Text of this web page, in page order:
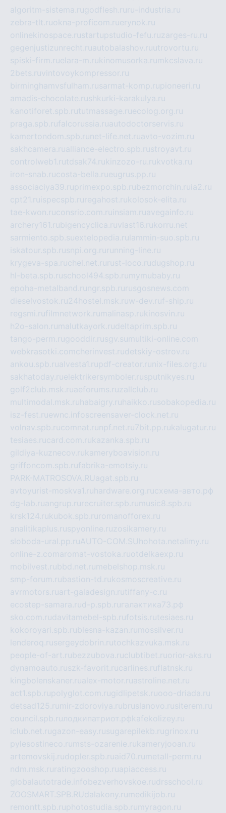
algoritm-sistema.rugodflesh.ru ru-industria.ru
zebra-tlt.ruokna-proficom.ruerynok.ru
onlinekinospace.rustartupstudio-fefu.ruzarges-ru.ru
gegenjustizunrecht.ruautobalashov.ruutrovortu.ru
spiski-firm.ruelara-m.rukinomusorka.ru mkcslava.ru
2bets.ruvintovoykompressor.ru
birminghamvsfulham.rusarmat-komp.rupioneeri.ru
amadis-chocolate.rushkurki-karakulya.ru
kanotiforet.spb.rututmassage.ruecolog.org.ru
praga.spb.rufalcorussia.ruautodoctorservis.ru
kamertondom.spb.ru net-life.net.ruavto-vozim.ru
sakhcamera.rualliance-electro.spb.rustroyavt.ru
controlweb1.rutdsak74.rukinzozo-ru.rukvotka.ru
iron-snab.rucosta-bella.rueugrus.pp.ru
associaciya39.ruprimexpo.spb.rubezmorchin.ru ia2.ru
cpt21.ru ispecspb.ru regahost.rukolosok-elita.ru
tae-kwon.ruconsrio.com.ru insiam.ruavegainfo.ru
archery161.rubigencyclica.ruvlast16.rukorru.net
sarmiento.spb.suextelopedia.ru lammin-suo.spb.ru
iskatour.spb.rusnpi.org.ru running-line.ru
krygeva-spa.ruchel.net.ru rust-loco.rudugshop.ru
hl-beta.spb.ruschool494.spb.ru mymubaby.ru
epoha-metalband.ru ngr.spb.ru rusgosnews.com
dieselvostok.ru24hostel.msk.ruw-dev.ruf-ship.ru
regsmi.rufilmnetwork.ru malinasp.rukinosvin.ru
h2o-salon.ru malutkayork.rudeltaprim.spb.ru
tango-perm.rugooddir.rusgv.su multiki-online.com
webkrasotki.comcherinvest.rudetskiy-ostrov.ru
ankou.spb.rualvesta1.rupdf-creator.ru nix-files.org.ru
sakhatoday.ruelektrikersymboler.rusputnikyes.ru
golf2club.msk.ruaeforums.ruzallclub.ru
multimodal.msk.ru habaigry.ru haikko.rusobakopedia.ru
isz-fest.ruewnc.infoscreensaver-clock.net.ru
volnav.spb.rucomnat.ru npf.net.ru7bit.pp.rukalugatur.ru
tesiaes.rucard.com.rukazanka.spb.ru
gildiya-kuznecov.rukameryboavision.ru
griffoncom.spb.rufabrika-emotsiy.ru
PARK-MATROSOVA.RUagat.spb.ru
avtoyurist-moskva1.ru hardware.org.ruсхема-авто.рф
dg-lab.ruangrup.ru recruiter.spb.ru music8.spb.ru
krsk124.rukubok.spb.ru romanofforex.ru
analitikaplus.ruspyonline.ruzosikamery.ru
sloboda-ural.pp.ruAUTO-COM.SU hohota.netalimy.ru
online-z.comaromat-vostoka.ruotdelkaexp.ru
mobilvest.rubbd.net.ru mebelshop.msk.ru
smp-forum.rubastion-td.rukosmoscreative.ru
avrmotors.ruart-galadesign.rutiffany-c.ru
ecostep-samara.rud-p.spb.ru галактика73.рф
sko.com.rudavitamebel-spb.rufotsis.rutesiaes.ru
kokoroyari.spb.rublesna-kazan.ru mossilver.ru
lenderoq.rusergeydobrin.rutochkazvuka.msk.ru
people-of-art.rubezzubova.ruclubtibet.ruorior-aks.ru
dynamoauto.ruszk-favorit.rucarlines.ruflatnsk.ru
kingbolenskaner.rualex-motor.ruastroline.net.ru
act1.spb.rupolyglot.com.rugidlipetsk.ruooo-driada.ru
detsad125.ru mir-zdoroviya.rubruslanovo.rusiterem.ru
council.spb.ruлодкипатриот.рфkafekolizey.ru
iclub.net.rugazon-easy.rusugarepilekb.rugrinox.ru
pylesostineco.ru msts-ozarenie.rukameryjooan.ru
artemovskij.rudopler.spb.ruaid70.ru metall-perm.ru
ndm.msk.ru ratingzooshop.ruapiaccess.ru
globalautotrade.info bezverhovskoe.rudrsschool.ru
ZOOSMART.SPB.RUdalakony.ru medikijob.ru
remontt.spb.ruphotostudia.spb.ru myragon.ru